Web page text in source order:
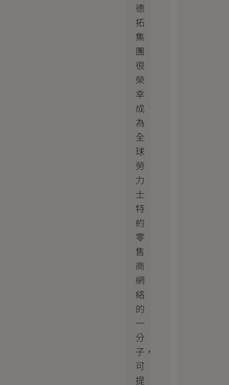
德
拓
集
團
很
榮
幸
成
為
全
球
勞
力
士
特
約
零
售
商
網
絡
的
一
分
子，
可
提